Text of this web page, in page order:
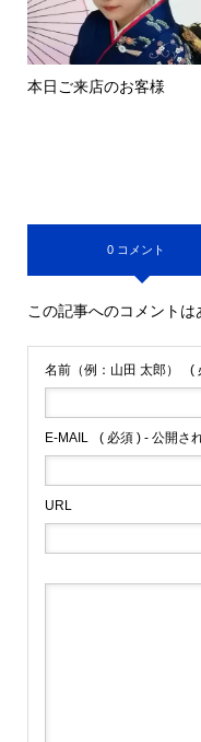
本日ご来店のお客様
0 コメント
この記事へのコメントは
名前（例：山田 太郎） (
E-MAIL ( 必須 ) - 公開さ
URL